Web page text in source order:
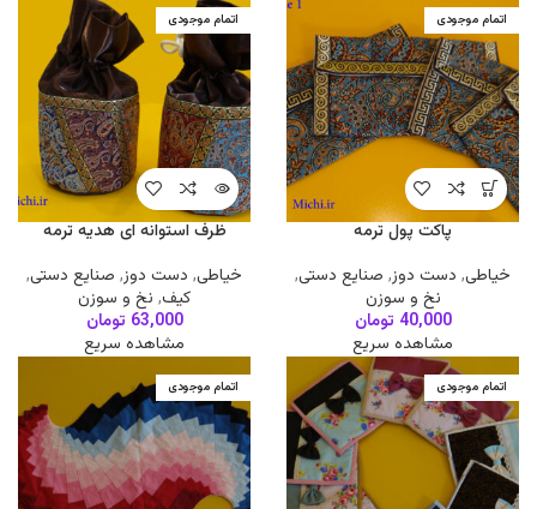
اتمام موجودی
پاکت پول ترمه
خیاطی, دست دوز, صنایع دستی,
نخ و سوزن
40,000 تومان
مشاهده سریع
اتمام موجودی
ظرف استوانه ای هدیه ترمه
خیاطی, دست دوز, صنایع دستی,
کیف, نخ و سوزن
63,000 تومان
مشاهده سریع
اتمام موجودی اتمام موجودی